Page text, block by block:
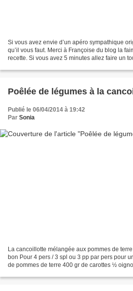
Si vous avez envie d’un apéro sympathique
qu’il vous faut. Merci à Françoise du blog la
recette. Si vous avez 5 minutes allez faire un
Poêlée de légumes à la
Publié le 06/04/2014 à 19:42
Par Sonia
La cancoillotte mélangée aux pommes de
bon Pour 4 pers / 3 spl ou 3 pp par pers pour
de pommes de terre 400 gr de carottes ½